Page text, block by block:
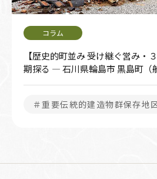
【歴史的町並み 受け継ぐ営み・
期探る ― 石川県輪島市 黒島町（
＃重要伝統的建造物群保存地